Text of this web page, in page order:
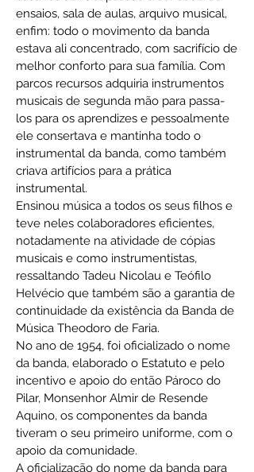
ensaios, sala de aulas, arquivo musical,
enfim: todo o movimento da banda
estava ali concentrado, com sacrifício de
melhor conforto para sua família. Com
parcos recursos adquiria instrumentos
musicais de segunda mão para passa-
los para os aprendizes e pessoalmente
ele consertava e mantinha todo o
instrumental da banda, como também
criava artifícios para a prática
instrumental.
Ensinou música a todos os seus filhos e
teve neles colaboradores eficientes,
notadamente na atividade de cópias
musicais e como instrumentistas,
ressaltando Tadeu Nicolau e Teófilo
Helvécio que também são a garantia de
continuidade da existência da Banda de
Música Theodoro de Faria.
No ano de 1954, foi oficializado o nome
da banda, elaborado o Estatuto e pelo
incentivo e apoio do então Pároco do
Pilar, Monsenhor Almir de Resende
Aquino, os componentes da banda
tiveram o seu primeiro uniforme, com o
apoio da comunidade.
A oficialização do nome da banda para